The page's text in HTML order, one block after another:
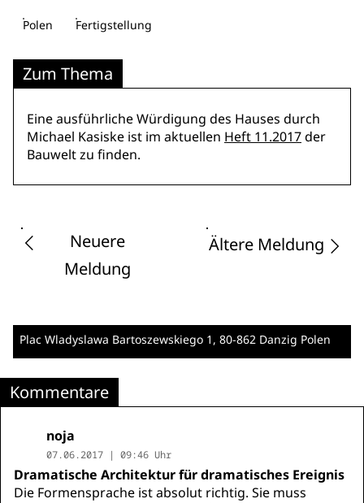
Polen Fertigstellung
Zum Thema
Eine ausführliche Würdigung des Hauses durch
Michael Kasiske ist im aktuellen Heft 11.2017der
Bauwelt zu finden.
Neuere
Meldung
Ältere Meldung
Plac Wladyslawa Bartoszewskiego 1 , 80-862 Danzig Polen
Kommentare
noja
07.06.2017 | 09:46 Uhr
Dramatische Architektur für dramatisches Ereignis
Die Formensprache ist absolut richtig. Sie muss